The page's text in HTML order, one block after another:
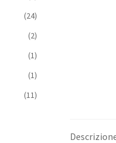
(24)
(2)
(1)
(1)
(11)